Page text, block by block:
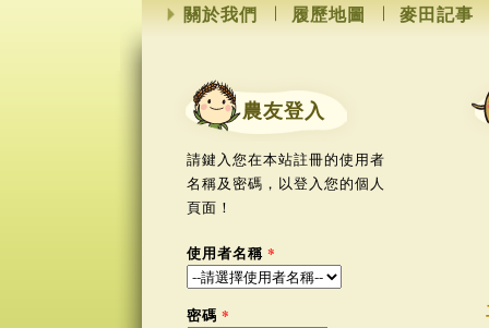
關於我們 履歷地圖 麥田記事
農友登入
請鍵入您在本站註冊的使用者
名稱及密碼，以登入您的個人
頁面！
使用者名稱 *
密碼 *